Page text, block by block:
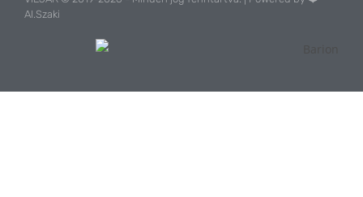
AI.Szaki